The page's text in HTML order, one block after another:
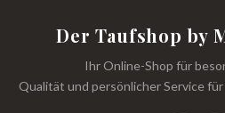
Der Taufshop by
Ihr Online-Shop für
Qualität und persönlicher Service